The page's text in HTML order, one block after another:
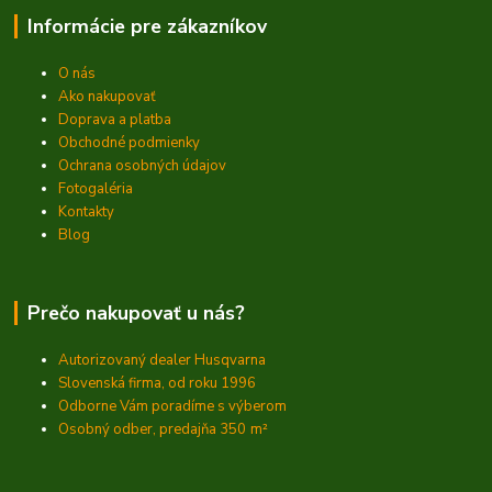
Informácie pre zákazníkov
O nás
Ako nakupovať
Doprava a platba
Obchodné podmienky
Ochrana osobných údajov
Fotogaléria
Kontakty
Blog
Prečo nakupovať u nás?
Autorizovaný dealer Husqvarna
Slovenská firma, od roku 1996
Odborne Vám poradíme s výberom
Osobný odber, predajňa 350 m²